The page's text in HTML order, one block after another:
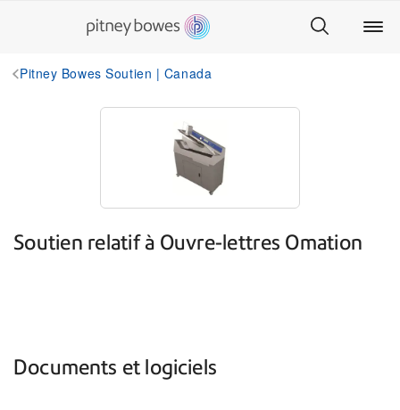
Pitney Bowes Soutien | Canada
Soutien relatif à Ouvre-lettres Omation
Documents et logiciels